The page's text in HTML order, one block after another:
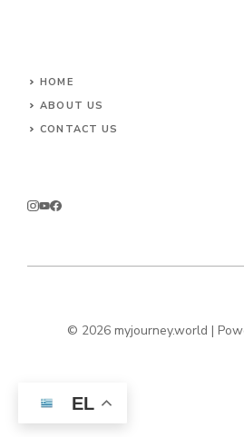
HOME
ABOUT US
CONTACT US
© 2026 myjourney.world |
EL